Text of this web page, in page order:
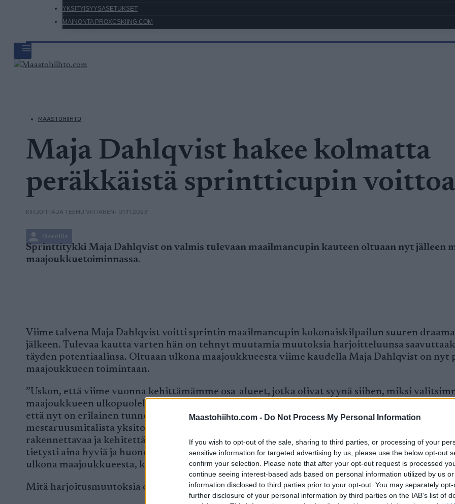
Maastohiihto.com - Do Not Process My Personal Information
If you wish to opt-out of the sale, sharing to third parties, or processing of your
sensitive information for targeted advertising by us, please use the below opt-out
confirm your selection. Please note that after your opt-out request is processed
continue seeing interest-based ads based on personal information utilized by us
information disclosed to third parties prior to your opt-out. You may separately
further disclosure of your personal information by third parties on the IAB’s list of
YKSITYISYYSASETUKSET
MAINONTA PROXCSKIING.COM
MAASTOHIIHTO
Maja Dahlqvist hakee kolmatta
peräkkäistä sprintticupin voittoa
KIRJOITTAJA TEEMU VIRTANEN• 01.11.2023
Jäsenille
Sprinttitykki Maja Dahlqvist on valmis tulevaan maailmancupin kauteen oltuaan nyt jälleen
maajoukkuetoiminnassa.
Viime talvena Maja Dahlqvist voitti sprintin maailmancupin kokonaiskilpailun suuren
jälkeen. Tulevaa kautta varten hän on tehnyt muutamia muutoksia harjoitteluunsa
täyden potentiaalinsa. Oltuaan ulkona maajoukkueesta viime kaudella Maja Dahlqvist on nyt
maajoukkueen toimintaan.
”Uskon, että viime vuonna kehittämämme osa-alueet, jotka olivat syynä siihen, miksi
maajoukkueen ulkopuolella, ovat todella tulleet kuulluiksi maajoukkueen johdon taholta.
että nyt on erilainen tunne, ja olemme olleet pienempi ryhmä. Viimeisestä neljästätoista
mestaruusmitalista yksitoista on tullut naisten voittamina, mikä osoittaa, että meillä on jotain
rakennettavaa ja kehitettävää tulevaisuudessa. Uskon, että olemme tehneet sen nyt hyvällä
tietysti aina hyviä ja huonoja puolia olla sekä joukkueessa että sen ulkopuolella. Kun olin viime
ulkona maajoukkueesta, kaipasin kuitenkin joukkuepanosta,” sanoo DahlqvistLangd.se:lle.
Mitä harjoitusmuutoksia olet tehnyt tulevaa kautta varten?